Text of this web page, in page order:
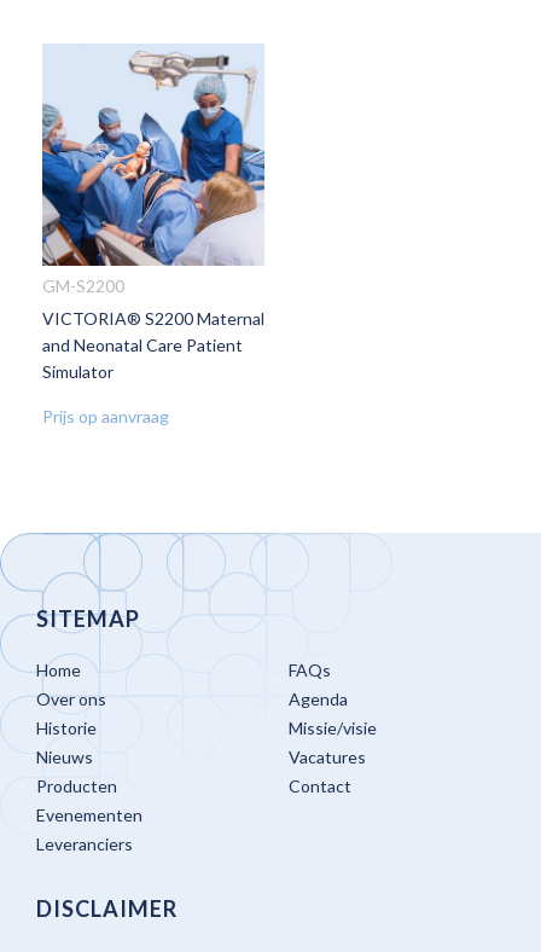
VOEG
TOE
AAN
GM-S2200
VICTORIA® S2200 Maternal
and Neonatal Care Patient
Simulator
Prijs op aanvraag
SITEMAP
Home
Over ons
Historie
Nieuws
Producten
Evenementen
Leveranciers
FAQs
Agenda
Missie/visie
Vacatures
Contact
DISCLAIMER